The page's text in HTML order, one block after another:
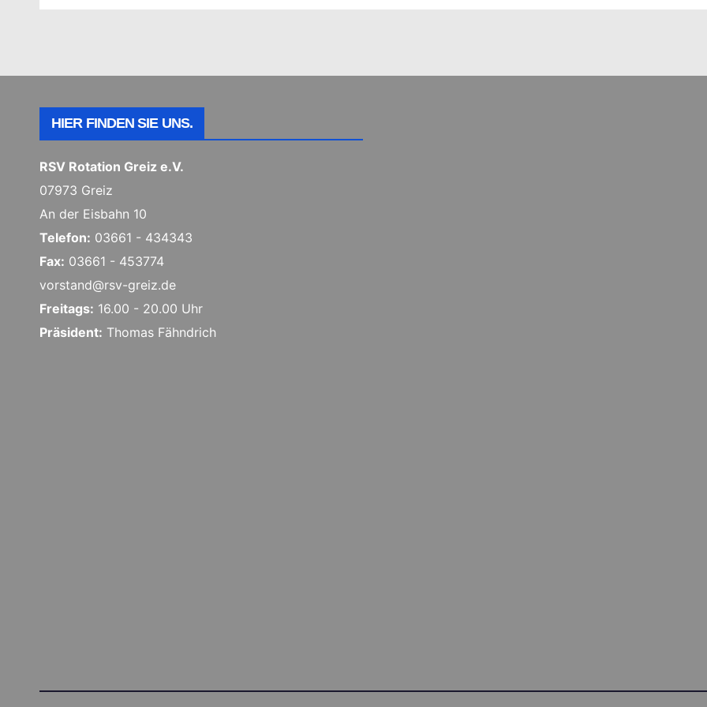
HIER FINDEN SIE UNS.
RSV Rotation Greiz e.V.
07973 Greiz
An der Eisbahn 10
Telefon: 03661 - 434343
Fax: 03661 - 453774
vorstand@rsv-greiz.de
Freitags: 16.00 - 20.00 Uhr
Präsident: Thomas Fähndrich